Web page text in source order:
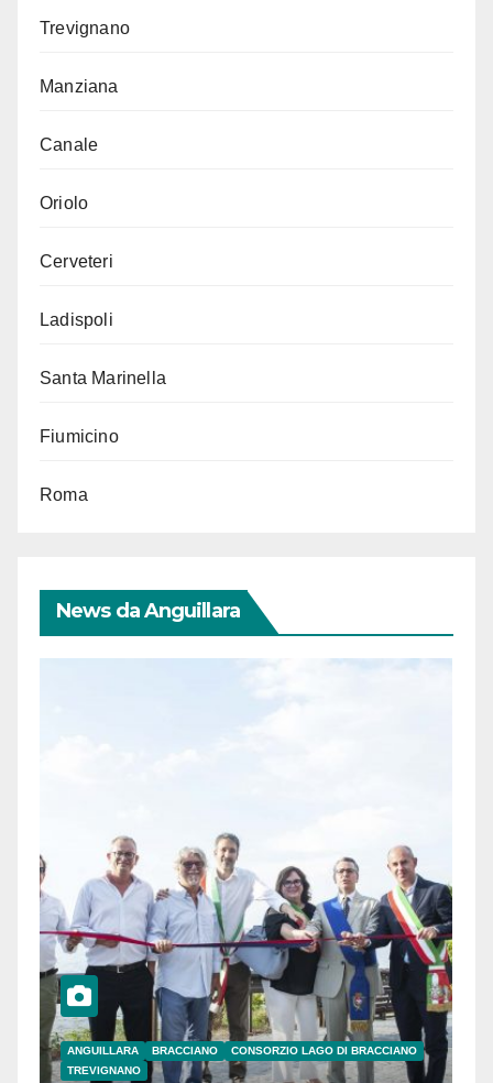
Trevignano
Manziana
Canale
Oriolo
Cerveteri
Ladispoli
Santa Marinella
Fiumicino
Roma
News da Anguillara
ANGUILLARA BRACCIANO
CONSORZIO LAGO DI BRACCIANO
TREVIGNANO